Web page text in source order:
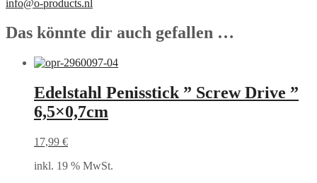
info@o-products.nl
Das könnte dir auch gefallen …
Edelstahl Penisstick ” Screw Drive ”
6,5×0,7cm
17,99 €
inkl. 19 % MwSt.